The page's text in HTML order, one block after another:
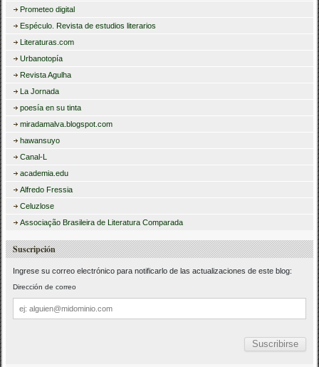
Prometeo digital
Espéculo. Revista de estudios literarios
Literaturas.com
Urbanotopía
Revista Agulha
La Jornada
poesía en su tinta
miradamalva.blogspot.com
hawansuyo
Canal-L
academia.edu
Alfredo Fressia
Celuzlose
Associação Brasileira de Literatura Comparada
Suscripción
Ingrese su correo electrónico para notificarlo de las actualizaciones de este blog:
Dirección de correo
Dirección
de
correo